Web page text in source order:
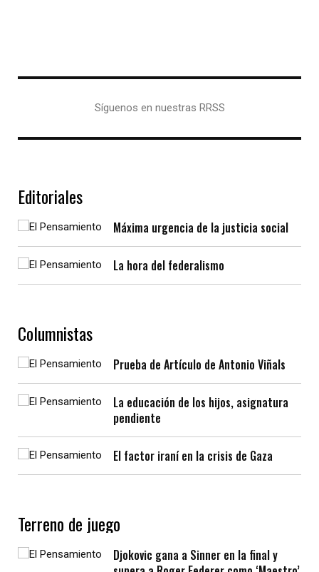
Síguenos en nuestras RRSS
Editoriales
Máxima urgencia de la justicia social
La hora del federalismo
Columnistas
Prueba de Artículo de Antonio Viñals
La educación de los hijos, asignatura
pendiente
El factor iraní en la crisis de Gaza
Terreno de juego
Djokovic gana a Sinner en la final y